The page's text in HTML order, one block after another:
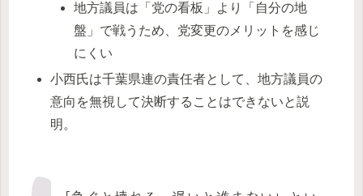
地方議員は「党の看板」より「自分の地
盤」で戦うため、党変更のメリットを感じ
にくい
小西氏は千葉県連の責任者として、地方議員の
意向を無視して決断することはできないと説
明。